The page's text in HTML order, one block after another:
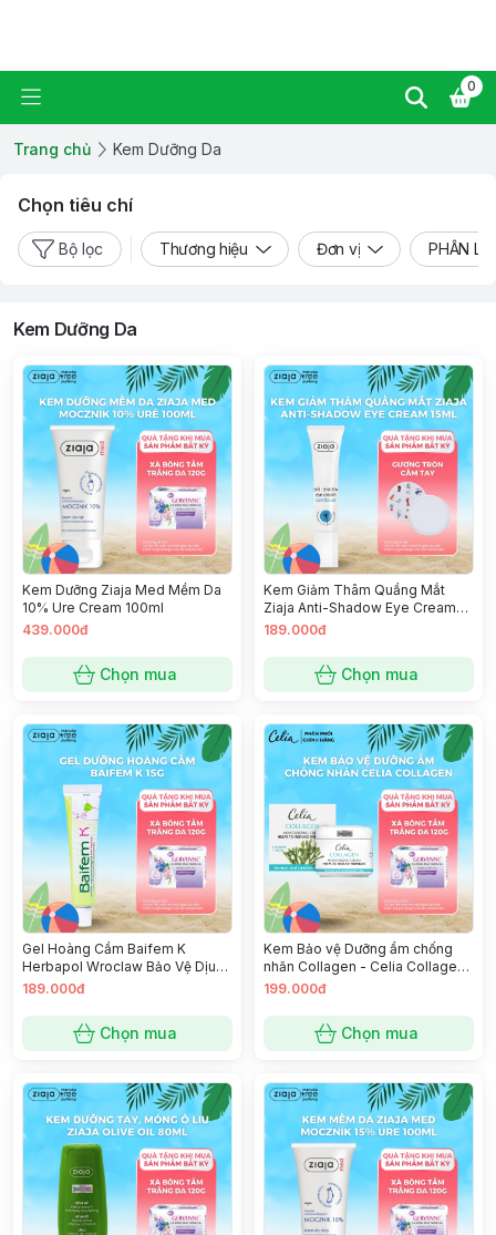
0
Trang chủ Kem Dưỡng Da
Chọn tiêu chí
Bộ lọc Thương hiệu Đơn vị PHÂN
Kem Dưỡng Da
Kem Dưỡng Ziaja Med Mềm Da
10% Ure Cream 100ml
439.000đ
Chọn mua
Kem Giảm Thâm Quầng Mắt
Ziaja Anti-Shadow Eye Cream
15ml
189.000đ
Chọn mua
Gel Hoàng Cầm Baifem K
Herbapol Wroclaw Bảo Vệ Dịu
Nhẹ 15g
189.000đ
Chọn mua
Kem Bảo vệ Dưỡng ẩm chống
nhăn Collagen - Celia Collagen
Moisturizing Cream Helps To
199.000đ
Chọn mua